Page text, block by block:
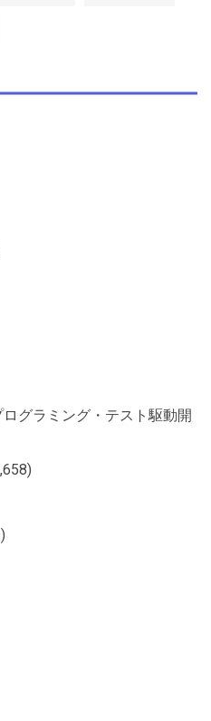
グラミング・テスト駆動開